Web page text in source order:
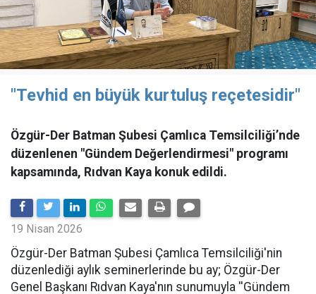
"Tevhid en büyük kurtuluş reçetesidir"
Özgür-Der Batman Şubesi Çamlıca Temsilciliği’nde
düzenlenen "Gündem Değerlendirmesi" programı
kapsamında, Rıdvan Kaya konuk edildi.
19 Nisan 2026
​Özgür-Der Batman Şubesi Çamlıca Temsilciliği'nin
düzenlediği aylık seminerlerinde bu ay; Özgür-Der
Genel Başkanı Rıdvan Kaya'nın sunumuyla ''Gündem